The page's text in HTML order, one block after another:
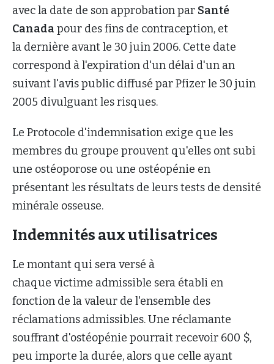
avec la date de son approbation par Santé
Canada pour des fins de contraception, et
la dernière avant le 30 juin 2006. Cette date
correspond à l'expiration d'un délai d'un an
suivant l'avis public diffusé par Pfizer le 30 juin
2005 divulguant les risques.
Le Protocole d'indemnisation exige que les
membres du groupe prouvent qu'elles ont subi
une ostéoporose ou une ostéopénie en
présentant les résultats de leurs tests de densité
minérale osseuse.
Indemnités aux utilisatrices
Le montant qui sera versé à
chaque victime admissible sera établi en
fonction de la valeur de l'ensemble des
réclamations admissibles. Une réclamante
souffrant d'ostéopénie pourrait recevoir 600 $,
peu importe la durée, alors que celle ayant